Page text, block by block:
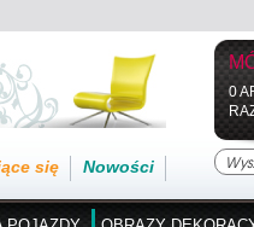
Nowości
się
0